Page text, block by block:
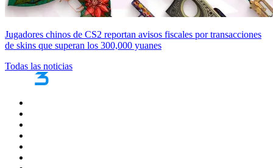
Jugadores chinos de CS2 reportan avisos fiscales por transacciones
de skins que superan los 300,000 yuanes
Todas las noticias